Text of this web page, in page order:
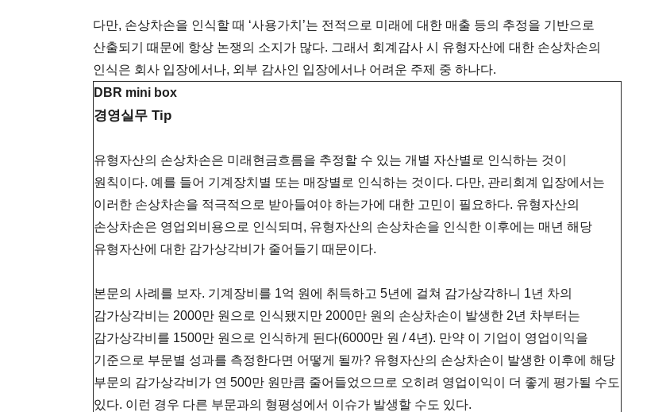
다만, 손상차손을 인식할 때 ‘사용가치’는 전적으로 미래에 대한 매출 등의 추정을 기반으로
산출되기 때문에 항상 논쟁의 소지가 많다. 그래서 회계감사 시 유형자산에 대한 손상차손의
인식은 회사 입장에서나, 외부 감사인 입장에서나 어려운 주제 중 하나다.
DBR mini box
경영실무 Tip
유형자산의 손상차손은 미래현금흐름을 추정할 수 있는 개별 자산별로 인식하는 것이
원칙이다. 예를 들어 기계장치별 또는 매장별로 인식하는 것이다. 다만, 관리회계 입장에서는
이러한 손상차손을 적극적으로 받아들여야 하는가에 대한 고민이 필요하다. 유형자산의
손상차손은 영업외비용으로 인식되며, 유형자산의 손상차손을 인식한 이후에는 매년 해당
유형자산에 대한 감가상각비가 줄어들기 때문이다.
본문의 사례를 보자. 기계장비를 1억 원에 취득하고 5년에 걸쳐 감가상각하니 1년 차의
감가상각비는 2000만 원으로 인식됐지만 2000만 원의 손상차손이 발생한 2년 차부터는
감가상각비를 1500만 원으로 인식하게 된다(6000만 원 / 4년). 만약 이 기업이 영업이익을
기준으로 부문별 성과를 측정한다면 어떻게 될까? 유형자산의 손상차손이 발생한 이후에 해당
부문의 감가상각비가 연 500만 원만큼 줄어들었으므로 오히려 영업이익이 더 좋게 평가될 수도
있다. 이런 경우 다른 부문과의 형평성에서 이슈가 발생할 수도 있다.